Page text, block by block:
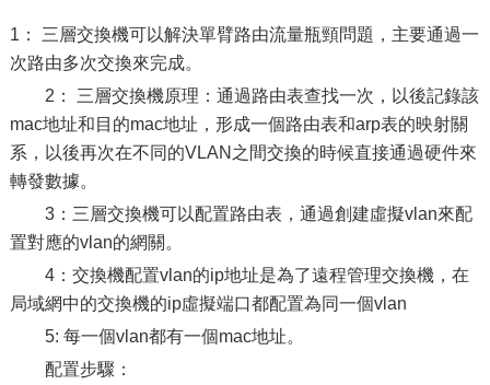
1： 三層交換機可以解決單臂路由流量瓶頸問題，主要通過一
次路由多次交換來完成。
2： 三層交換機原理：通過路由表查找一次，以後記錄該
mac地址和目的mac地址，形成一個路由表和arp表的映射關
系，以後再次在不同的VLAN之間交換的時候直接通過硬件來
轉發數據。
3：三層交換機可以配置路由表，通過創建虛擬vlan來配
置對應的vlan的網關。
4：交換機配置vlan的ip地址是為了遠程管理交換機，在
局域網中的交換機的ip虛擬端口都配置為同一個vlan
5: 每一個vlan都有一個mac地址。
配置步驟：